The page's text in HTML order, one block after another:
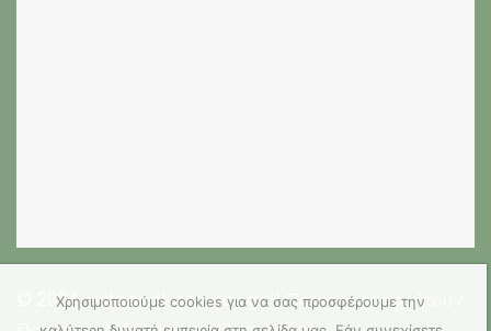
© 2024 - olgaspharmacy.gr |Πολιτική Απορρήτου /
Χρησιμοποιούμε cookies για να σας προσφέρουμε την